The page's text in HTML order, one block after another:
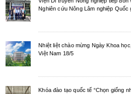
Nghiên cứu Nông Lâm nghiệp Quốc
Nhiệt liệt chào mừng Ngày Khoa
Việt Nam 18/5
Khóa đào tạo quốc tế “Chọn giống